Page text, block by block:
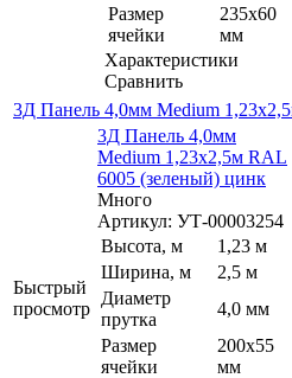
Размер
ячейки
235х60
мм
Характеристики
Сравнить
3Д Панель 4,0мм Medium
Быстрый
просмотр
3Д Панель 4,0мм
Medium 1,23х2,5м RAL
6005 (зеленый) цинк
Много
Артикул: УТ-00003254
Высота, м
1,23 м
Ширина, м
2,5 м
Диаметр
прутка
4,0 мм
Размер
ячейки
200х55
мм